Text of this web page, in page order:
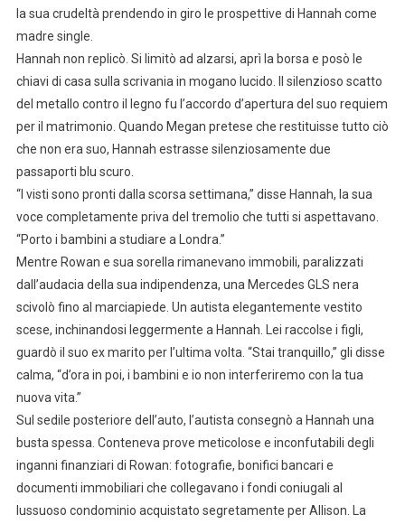
la sua crudeltà prendendo in giro le prospettive di Hannah come
madre single.
Hannah non replicò. Si limitò ad alzarsi, aprì la borsa e posò le
chiavi di casa sulla scrivania in mogano lucido. Il silenzioso scatto
del metallo contro il legno fu l’accordo d’apertura del suo requiem
per il matrimonio. Quando Megan pretese che restituisse tutto ciò
che non era suo, Hannah estrasse silenziosamente due
passaporti blu scuro.
“I visti sono pronti dalla scorsa settimana,” disse Hannah, la sua
voce completamente priva del tremolio che tutti si aspettavano.
“Porto i bambini a studiare a Londra.”
Mentre Rowan e sua sorella rimanevano immobili, paralizzati
dall’audacia della sua indipendenza, una Mercedes GLS nera
scivolò fino al marciapiede. Un autista elegantemente vestito
scese, inchinandosi leggermente a Hannah. Lei raccolse i figli,
guardò il suo ex marito per l’ultima volta. “Stai tranquillo,” gli disse
calma, “d’ora in poi, i bambini e io non interferiremo con la tua
nuova vita.”
Sul sedile posteriore dell’auto, l’autista consegnò a Hannah una
busta spessa. Conteneva prove meticolose e inconfutabili degli
inganni finanziari di Rowan: fotografie, bonifici bancari e
documenti immobiliari che collegavano i fondi coniugali al
lussuoso condominio acquistato segretamente per Allison. La